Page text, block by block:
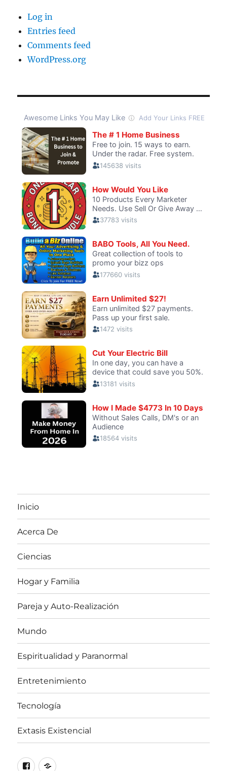
Log in
Entries feed
Comments feed
WordPress.org
Inicio
Acerca De
Ciencias
Hogar y Familia
Pareja y Auto-Realización
Mundo
Espiritualidad y Paranormal
Entretenimiento
Tecnología
Extasis Existencial
Facebook
X